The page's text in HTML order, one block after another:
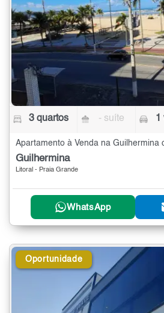
3 quartos - suíte 1
Apartamento à Venda na Guilhermina
Guilhermina
Litoral - Praia Grande
WhatsApp
Oportunidade